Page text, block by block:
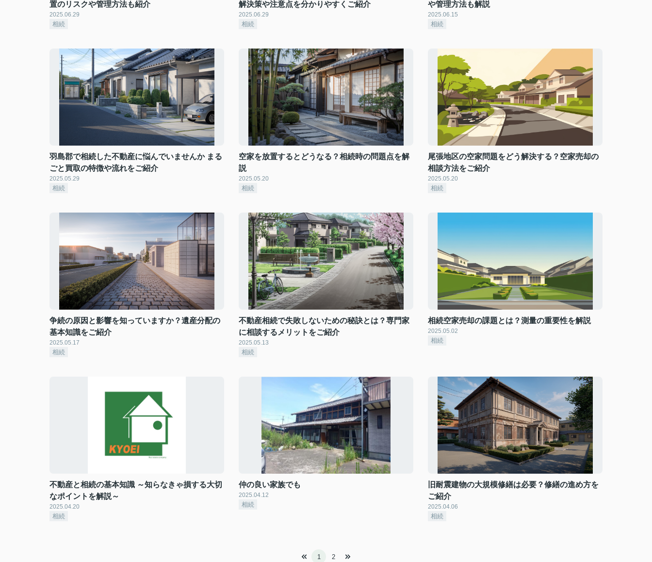
置のリスクや管理方法も紹介
2025.06.29
相続
解決策や注意点を分かりやすくご紹介
2025.06.29
相続
や管理方法も解説
2025.06.15
相続
羽島郡で相続した不動産に悩んでいませんか まる
ごと買取の特徴や流れをご紹介
2025.05.29
相続
空家を放置するとどうなる？相続時の問題点を解
説
2025.05.20
相続
尾張地区の空家問題をどう解決する？空家売却の
相談方法をご紹介
2025.05.20
相続
争続の原因と影響を知っていますか？遺産分配の
基本知識をご紹介
2025.05.17
相続
不動産相続で失敗しないための秘訣とは？専門家
に相談するメリットをご紹介
2025.05.13
相続
相続空家売却の課題とは？測量の重要性を解説
2025.05.02
相続
不動産と相続の基本知識 ～知らなきゃ損する大切
なポイントを解説～
2025.04.20
相続
仲の良い家族でも
2025.04.12
相続
旧耐震建物の大規模修繕は必要？修繕の進め方を
ご紹介
2025.04.06
相続
1 2